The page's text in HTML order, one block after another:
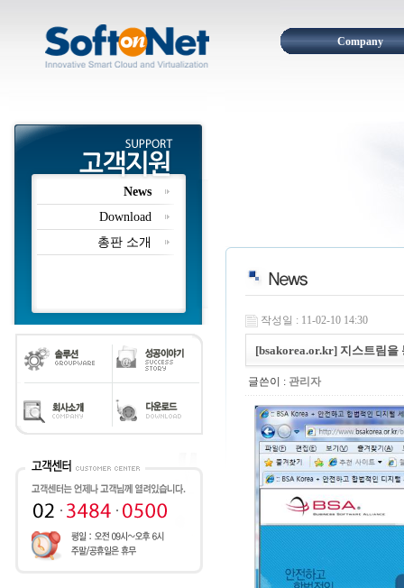
Company
News
Download
총판 소개
작성일 : 11-02-10 14:30
[bsakorea.or.kr] 지스트림을
글쓴이 : 관리자